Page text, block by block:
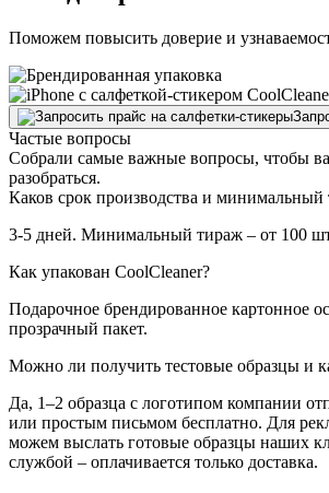
Поможем повысить доверие и
Частые вопросы
Собрали самые важные вопросы, чтобы
разобраться.
Каков срок производства и минимальный
3-5 дней. Минимальный тираж – от 100
Как упакован CoolCleaner?
Подарочное брендированное картонное
прозрачный пакет.
Можно ли получить тестовые образцы и
Да, 1–2 образца с логотипом компании
или простым письмом бесплатно. Для
можем выслать готовые образцы наших
службой – оплачивается только доставка.